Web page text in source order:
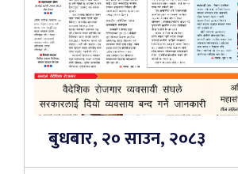
बुधबार, २० साउन, २०८३